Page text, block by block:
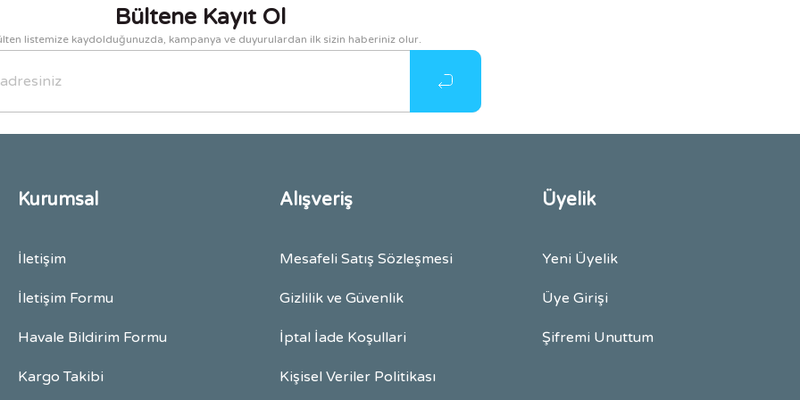
Bültene Kayıt Ol
listemize kaydolduğunuzda, kampanya ve duyurulardan ilk sizin haberiniz olur.
Kurumsal
İletişim
İletişim Formu
Havale Bildirim Formu
Kargo Takibi
Alışveriş
Mesafeli Satış Sözleşmesi
Gizlilik ve Güvenlik
İptal İade Koşullari
Kişisel Veriler Politikası
Üyelik
Yeni Üyelik
Üye Girişi
Şifremi Unuttum